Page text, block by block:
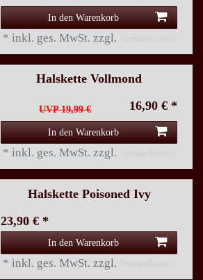
In den Warenkorb
* inkl. ges. MwSt. zzgl.
Halskette Vollmond
UVP 19,99 € 16,90 € *
In den Warenkorb
* inkl. ges. MwSt. zzgl.
Halskette Poisoned Ivy
23,90 € *
In den Warenkorb
* inkl. ges. MwSt. zzgl.